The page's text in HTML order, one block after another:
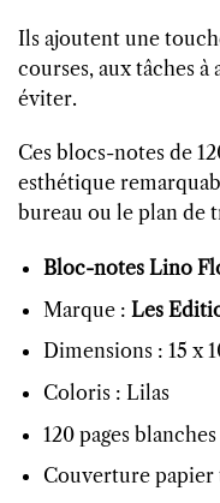
Ils ajoutent une
courses, aux tâches
éviter.
Ces blocs-notes de
esthétique
bureau ou le plan de
Bloc-notes Lino
Marque : Les
Dimensions : 15 x
Coloris : Lilas
120 pages blanches
Couverture papier